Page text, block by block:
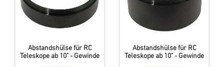
Abstandshülse für RC
Teleskope ab 10" - Gewinde
Abstandshülse für RC
Teleskope ab 10" - Gewinde